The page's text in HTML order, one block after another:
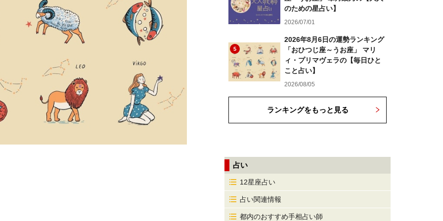
のための星占い】
2026/07/01
5
2026年8月6日の運勢ランキング
「おひつじ座～うお座」 マリ
ィ・プリマヴェラの【毎日ひと
こと占い】
2026/08/05
ランキングをもっと見る
占い
12星座占い
占い関連情報
都内のおすすめ手相占い師